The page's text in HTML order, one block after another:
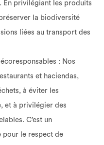
En privilégiant les produits
la biodiversité
liées au transport des
: Nos
et haciendas,
à éviter les
et à privilégier des
C’est un
pour le respect de